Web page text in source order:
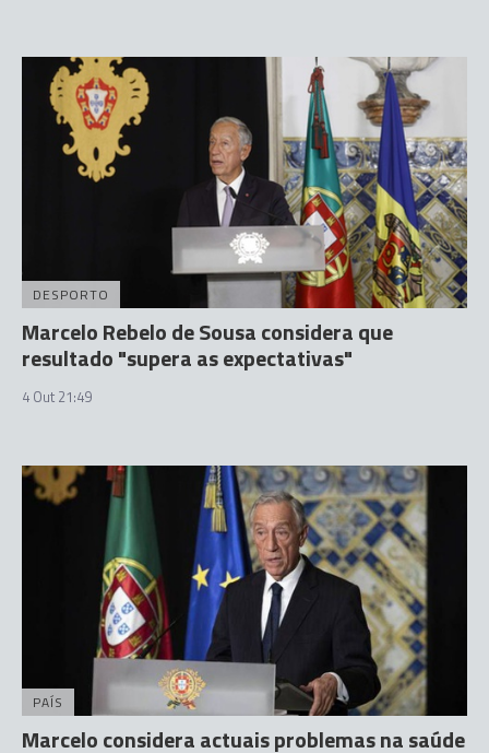
DESPORTO
Marcelo Rebelo de Sousa considera que
resultado "supera as expectativas"
4 Out 21:49
PAÍS
Marcelo considera actuais problemas na saúde